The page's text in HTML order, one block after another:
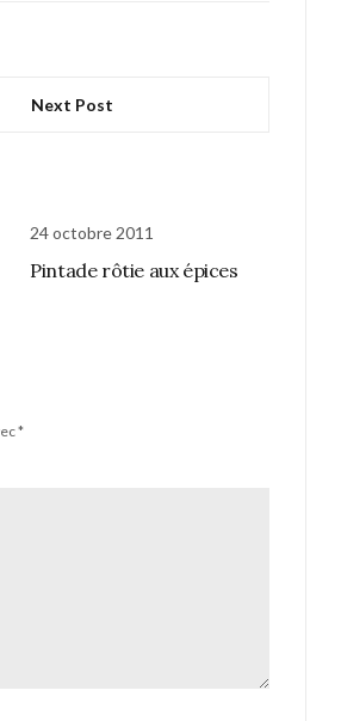
Next Post
24 octobre 2011
Pintade rôtie aux épices
*